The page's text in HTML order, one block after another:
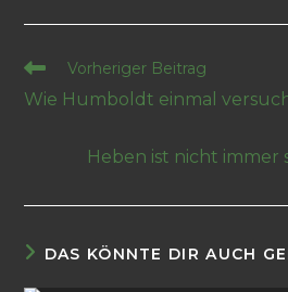
Vorheriger Beitrag
Wie Humboldt einmal
Heben ist nicht immer
DAS KÖNNTE DIR AUCH